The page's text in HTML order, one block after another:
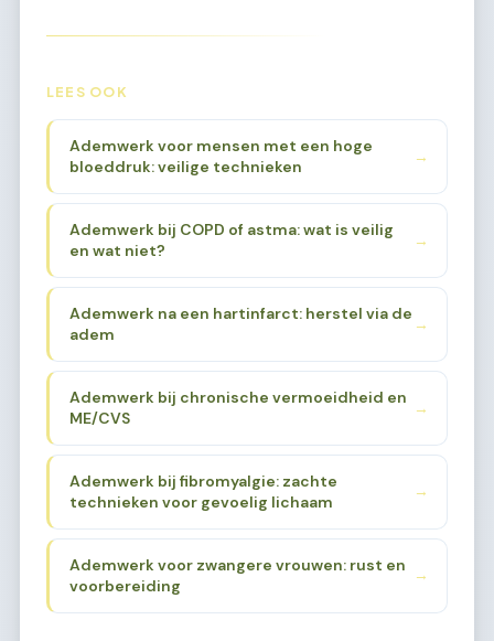
LEES OOK
Ademwerk voor mensen met een hoge
bloeddruk: veilige technieken
→
Ademwerk bij COPD of astma: wat is veilig
en wat niet?
→
Ademwerk na een hartinfarct: herstel via de
adem
→
Ademwerk bij chronische vermoeidheid en
ME/CVS
→
Ademwerk bij fibromyalgie: zachte
technieken voor gevoelig lichaam
→
Ademwerk voor zwangere vrouwen: rust en
voorbereiding
→